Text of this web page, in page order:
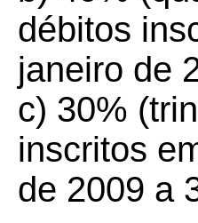
débitos
janeiro de
c) 30%
inscritos
de 2009 a